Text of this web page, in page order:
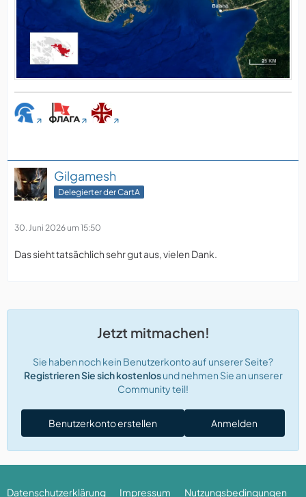
Gilgamesh
Delegierter der CartA
30. Juni 2026 um 15:50
Das sieht tatsächlich sehr gut aus, vielen Dank.
Jetzt mitmachen!
Sie haben noch kein Benutzerkonto auf unserer Seite?
Registrieren Sie sich kostenlosund nehmen Sie an unserer
Community teil!
Benutzerkonto erstellen Anmelden
Datenschutzerklärung Impressum Nutzungsbedingungen